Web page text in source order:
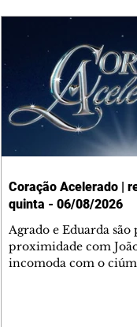
Coração Acelerado |
quinta - 06/08/2026
Agrado e Eduarda
proximidade com
incomoda com o